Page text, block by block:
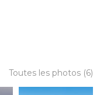
Toutes les photos (6)